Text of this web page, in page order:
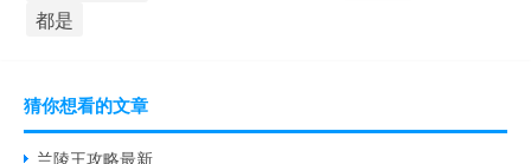
都是
猜你想看的文章
兰陵王攻略最新